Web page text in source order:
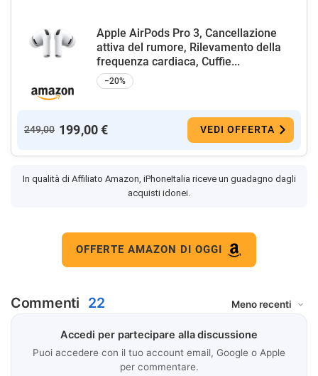
Apple AirPods Pro 3, Cancellazione
attiva del rumore, Rilevamento della
frequenza cardiaca, Cuffie...
−20%
249,00 199,00 € VEDI OFFERTA
In qualità di Affiliato Amazon, iPhoneItalia riceve un guadagno dagli
acquisti idonei.
OFFERTE AMAZON DI OGGI
Commenti 22
Accedi per partecipare alla discussione
Puoi accedere con il tuo account email, Google o Apple
per commentare.